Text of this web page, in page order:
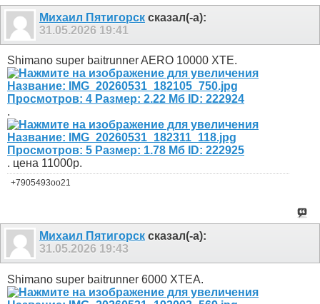
Михаил Пятигорск сказал(-а):
31.05.2026 19:41
Shimano super baitrunner AERO 10000 XTE.
.
. цена 11000р.
+7905493оо21
Михаил Пятигорск сказал(-а):
31.05.2026 19:43
Shimano super baitrunner 6000 XTEA.